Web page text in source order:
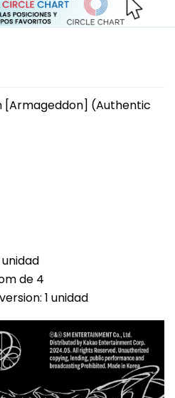
[Armageddon] (Authentic
de 4
1 unidad